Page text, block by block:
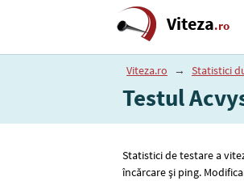
Viteza.ro
Viteza.ro → Statistici
Testul
Statistici de testare a
încărcare și ping.